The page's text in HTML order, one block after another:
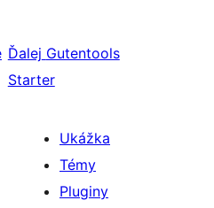
Ďalej Gutentools
Starter
Ukážka
Témy
Pluginy